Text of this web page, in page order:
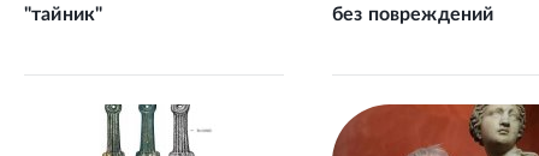
"тайник"
без повреждений